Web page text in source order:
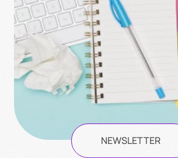
NEWSLETTER